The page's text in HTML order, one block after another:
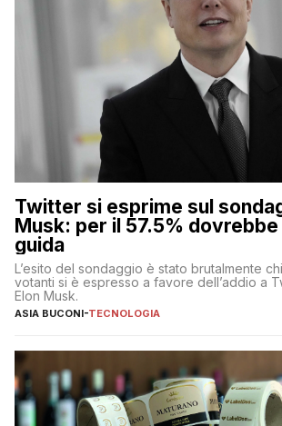
Twitter si esprime sul
Musk: per il 57.5%
guida
L’esito del sondaggio è stato brutalmente
votanti si è espresso a favore dell’addio a
Elon Musk.
ASIA BUCONI-TECNOLOGIA